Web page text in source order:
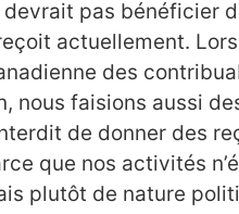
pas bénéficier
actuellement.
des
nous faisions aussi
de donner des
que nos activités
plutôt de nature